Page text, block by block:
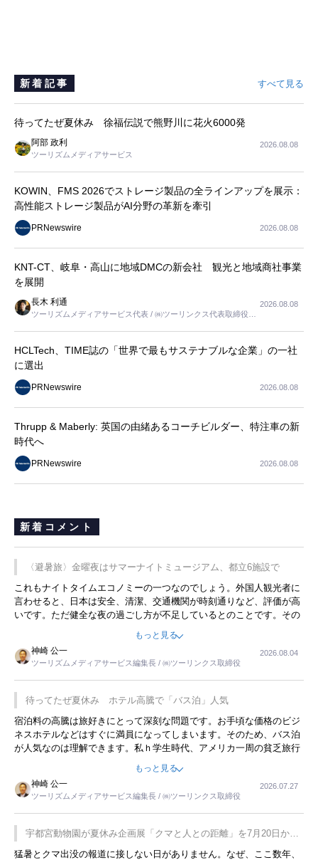
新着記事 すべて見る
待ってたぜ夏休み 徐福伝説で熊野川に花火6000発
阿部 政利
ツーリズムメディアサービス
2026.08.08
KOWIN、FMS 2026でストレージ製品の全ラインアップを展示：
高性能ストレージ製品がAI分野の革新を牽引
PRNewswire 2026.08.08
KNT-CT、岐阜・高山に地域DMCの新会社 観光と地域商社事業
を展開
長木 利通
ツーリズムメディアサービス代表 / ㈱ツーリンクス代表取締役社
2026.08.08
HCLTech、TIME誌の「世界で最もサステナブルな企業」の一社
に選出
PRNewswire 2026.08.08
Thrupp & Maberly: 英国の由緒あるコーチビルダー、特注車の新
時代へ
PRNewswire 2026.08.08
新着コメント
〈避暑旅〉金曜夜はサマーナイトミュージアム、都立6施設で
これもナイトタイムエコノミーの一つなのでしょう。外国人観光者に
言わせると、日本は安全、清潔、交通機関が時刻通りなど、評価が高
いです。ただ健全な夜の過ごし方が不足しているとのことです。その
ような意味で、金曜夜にこのようなイベントが行われれば、日本人に
限らず外国人にとっても楽しみが増えるでしょうね。
もっと見る
神崎 公一
ツーリズムメディアサービス編集長 / ㈱ツーリンクス取締役
2026.08.04
待ってたぜ夏休み ホテル高騰で「バス泊」人気
宿泊料の高騰は旅好きにとって深刻な問題です。お手頃な価格のビジ
ネスホテルなどはすぐに満員になってしまいます。そのため、バス泊
が人気なのは理解できます。私ｈ学生時代、アメリカ一周の貧乏旅行
をした時は、移動はグレイハウンドバスでした。夕方から夜の便を利
用してホテル代を浮かせていました。ただし、若いからできたことで
す。若い人が夜行バスで京都に行った、青森に行ったと聞くと、疲れ
が残らないのかなと思ってしまいます。
もっと見る
神崎 公一
ツーリズムメディアサービス編集長 / ㈱ツーリンクス取締役
2026.07.27
宇都宮動物園が夏休み企画展「クマと人との距離」を7月20日から
開催
猛暑とクマ出没の報道に接しない日がありません。なぜ、ここ数年、